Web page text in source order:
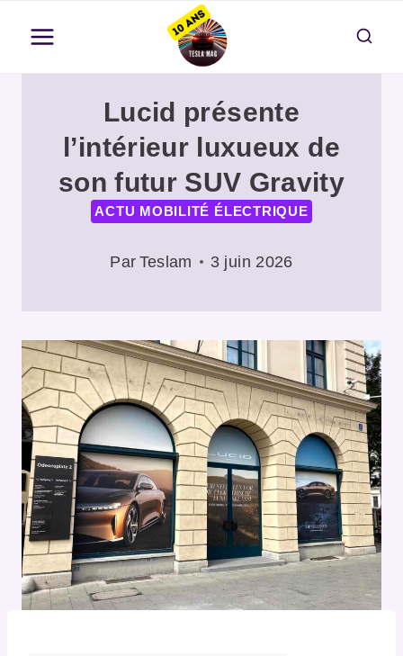
contenu
Lucid présente
l’intérieur luxueux de
son futur SUV Gravity
ACTU MOBILITÉ ÉLECTRIQUE
Par Teslam 3 juin 2026